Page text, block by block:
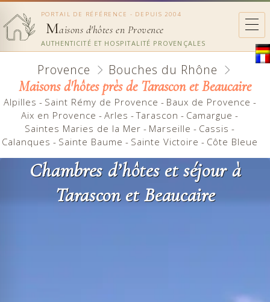
PORTAIL DE RÉFÉRENCE - DEPUIS 2004
Maisons d'hôtes en Provence
AUTHENTICITÉ ET HOSPITALITÉ PROVENÇALES
Provence Bouches du Rhône
Maisons d'hôtes près de Tarascon et Beaucaire
Alpilles - Saint Rémy de Provence - Baux de Provence -
Aix en Provence -Arles -Tarascon - Camargue -
Saintes Maries de la Mer - Marseille - Cassis -
Calanques - Sainte Baume - Sainte Victoire - Côte Bleue
Chambres d’hôtes et séjour à
Tarascon et Beaucaire